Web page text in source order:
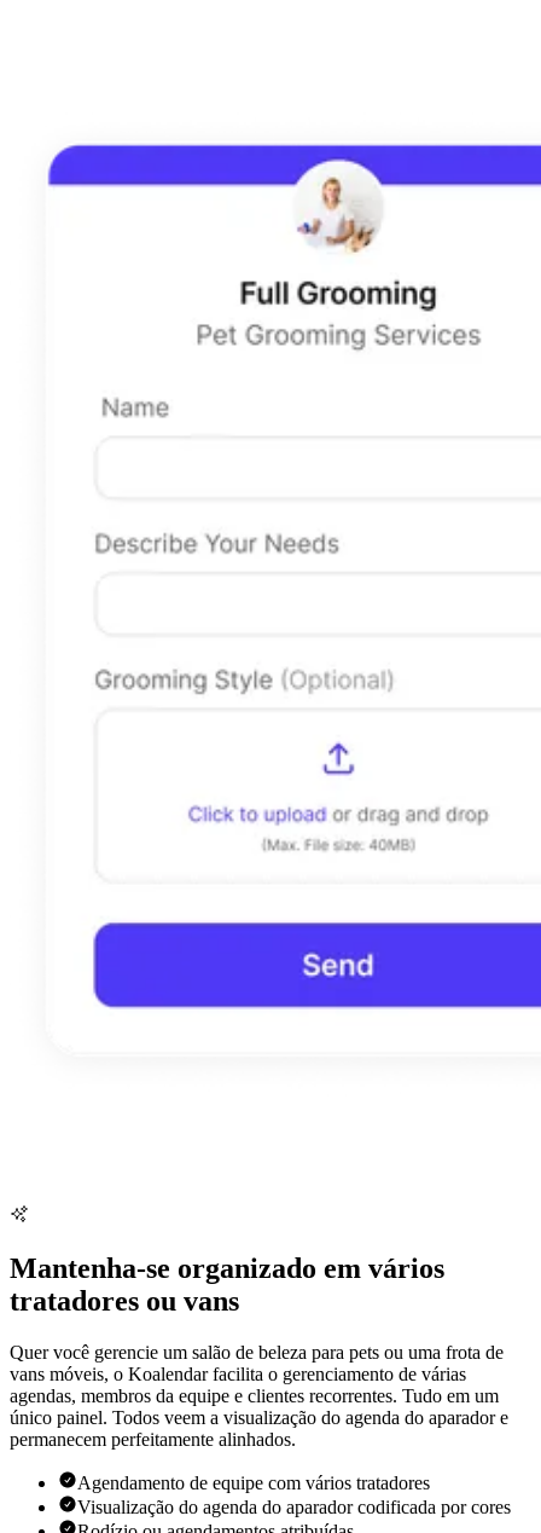
Mantenha-se organizado em vários
tratadores ou vans
Quer você gerencie um salão de beleza para pets ou uma frota de
vans móveis, o Koalendar facilita o gerenciamento de várias
agendas, membros da equipe e clientes recorrentes. Tudo em um
único painel. Todos veem a visualização do agenda do aparador e
permanecem perfeitamente alinhados.
Agendamento de equipe com vários tratadores
Visualização do agenda do aparador codificada por cores